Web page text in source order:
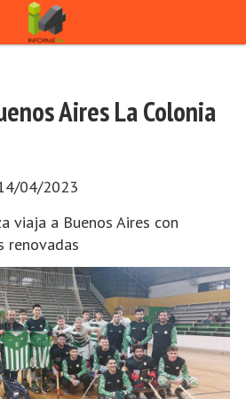
Aires La Colonia
viaja a Buenos Aires con
renovadas
04/2023